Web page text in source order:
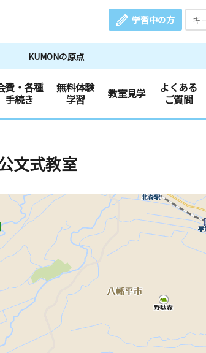
学習中の方
KUMONの原点
費・各種
手続き
無料体験
学習
教室見学
よくある
ご質問
文式教室